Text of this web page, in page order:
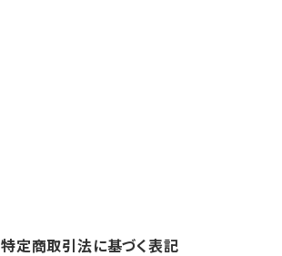
特定商取引法に基づく表記